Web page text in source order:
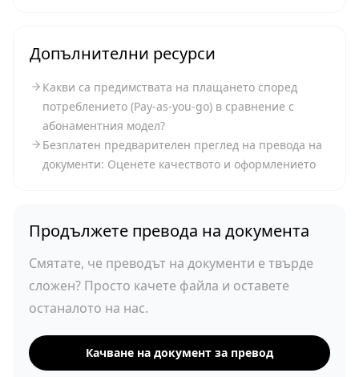
Допълнителни ресурси
Какви са предимствата на плащането според
потреблението (Pay-as-you-go) в сравнение с
абонаментния модел?
Безплатен предварителен преглед на превода на
документи: Оценете качеството и оформлението
Продължете превода на документа
Смятате, че преводът на документи е твърде
сложен? Просто качете файла и оставете
останалото на нас.
Качване на документ за превод